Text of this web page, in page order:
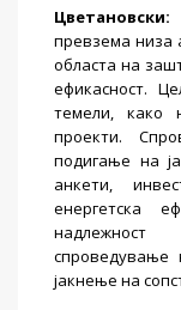
Цветановски:
превзема низа
областа на
ефикасност.
темели, како
проекти.
подигање на
анкети,
енергетска
спроведување
јакнење на